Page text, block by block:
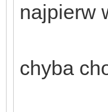
najpierw
chyba